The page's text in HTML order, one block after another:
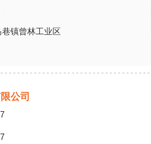
镇曾林工业区
公司